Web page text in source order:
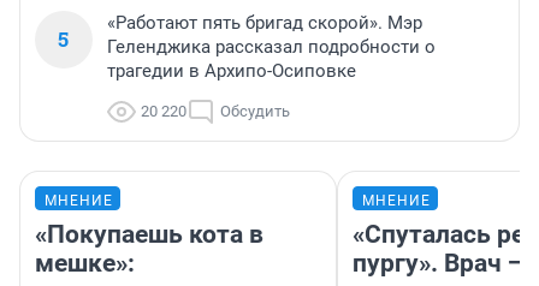
5
«Работают пять бригад скорой». Мэр
Геленджика рассказал подробности о
трагедии в Архипо-Осиповке
20 220 Обсудить
МНЕНИЕ
«Покупаешь кота в
мешке»:
МНЕНИЕ
«Спуталась
пургу». Врач —